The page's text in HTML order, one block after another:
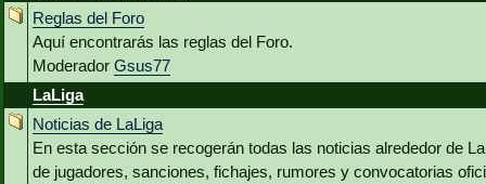
Reglas del Foro
Aquí encontrarás las reglas del Foro.
Moderador Gsus77
LaLiga
Noticias de LaLiga
En esta sección se recogerán todas las noticias alrededor de
de jugadores, sanciones, fichajes, rumores y convocatorias